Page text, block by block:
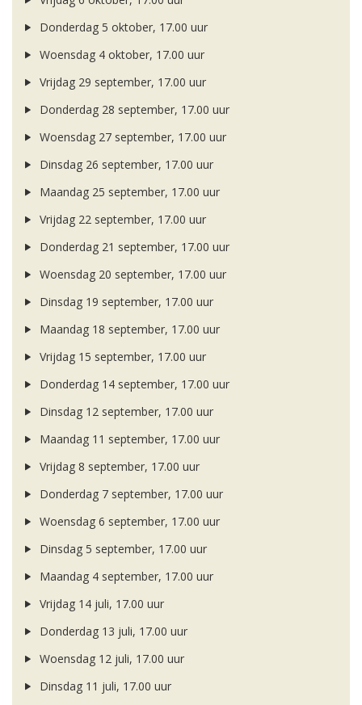
Donderdag 5 oktober, 17.00 uur
Woensdag 4 oktober, 17.00 uur
Vrijdag 29 september, 17.00 uur
Donderdag 28 september, 17.00 uur
Woensdag 27 september, 17.00 uur
Dinsdag 26 september, 17.00 uur
Maandag 25 september, 17.00 uur
Vrijdag 22 september, 17.00 uur
Donderdag 21 september, 17.00 uur
Woensdag 20 september, 17.00 uur
Dinsdag 19 september, 17.00 uur
Maandag 18 september, 17.00 uur
Vrijdag 15 september, 17.00 uur
Donderdag 14 september, 17.00 uur
Dinsdag 12 september, 17.00 uur
Maandag 11 september, 17.00 uur
Vrijdag 8 september, 17.00 uur
Donderdag 7 september, 17.00 uur
Woensdag 6 september, 17.00 uur
Dinsdag 5 september, 17.00 uur
Maandag 4 september, 17.00 uur
Vrijdag 14 juli, 17.00 uur
Donderdag 13 juli, 17.00 uur
Woensdag 12 juli, 17.00 uur
Dinsdag 11 juli, 17.00 uur